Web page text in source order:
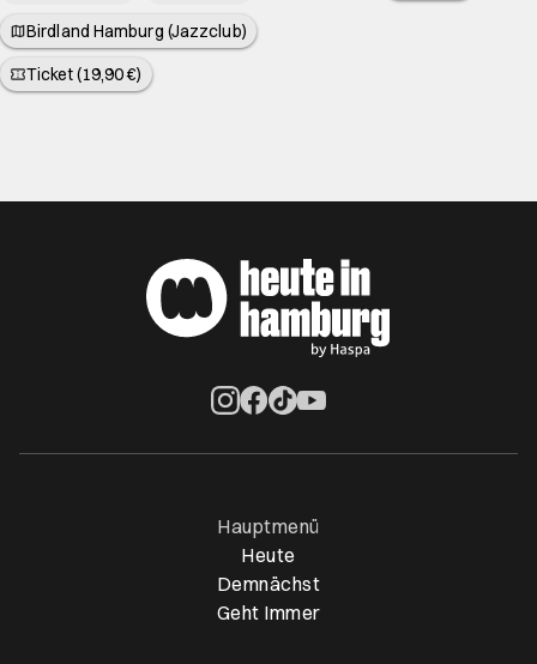
Birdland Hamburg (Jazzclub)
Ticket (19,90 €)
Hauptmenü
Heute
Demnächst
Geht Immer